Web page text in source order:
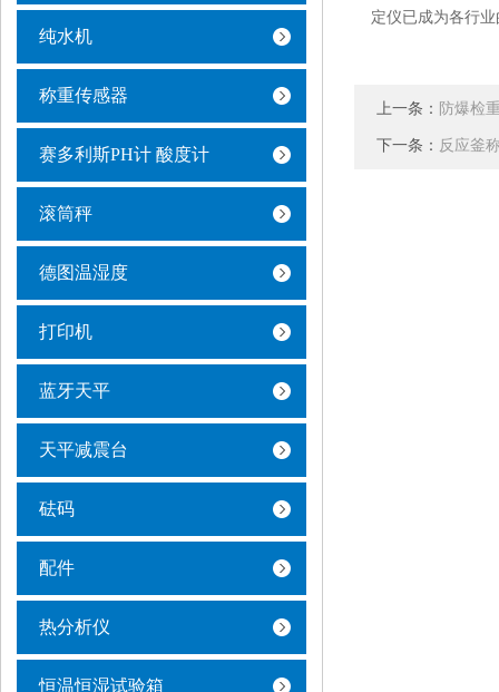
纯水机
称重传感器
赛多利斯PH计 酸度计
滚筒秤
德图温湿度
打印机
蓝牙天平
天平减震台
砝码
配件
热分析仪
恒温恒湿试验箱
定仪已成为各行
上一条： 防爆检
下一条： 反应釜